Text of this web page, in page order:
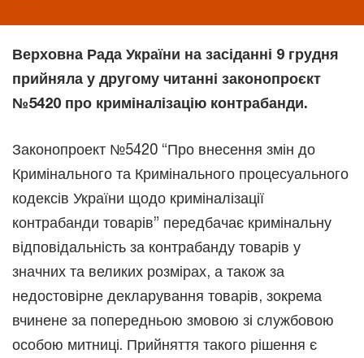
Верховна Рада України на засіданні 9 грудня
прийняла у другому читанні законопроєкт
№5420 про криміналізацію контрабанди.
Законопроект №5420 “Про внесення змін до
Кримінального та Кримінального процесуального
кодексів України щодо криміналізації
контрабанди товарів” передбачає кримінальну
відповідальність за контрабанду товарів у
значних та великих розмірах, а також за
недостовірне декларування товарів, зокрема
вчинене за попередньою змовою зі службовою
особою митниці. Прийняття такого рішення є